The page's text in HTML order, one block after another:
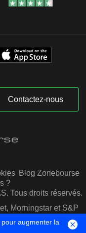
Contactez-nous
Blog Zonebourse
?
Tous droits réservés.
Morningstar et S&P
augmenter la